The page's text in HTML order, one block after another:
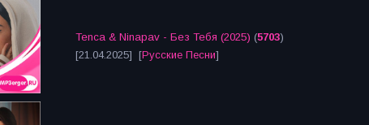
Tenca & Ninapav - Без Тебя (2025) (5703)
[21.04.2025] [Русские Песни]